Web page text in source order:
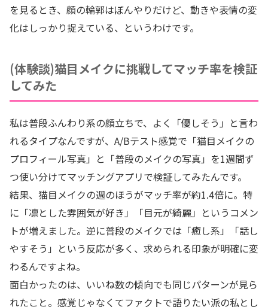
を見るとき、顔の輪郭はぼんやりだけど、動きや表情の変
化はしっかり捉えている、というわけです。
(体験談)猫目メイクに挑戦してマッチ率を検証
してみた
私は普段ふんわり系の顔立ちで、よく「優しそう」と言わ
れるタイプなんですが、A/Bテスト感覚で「猫目メイクの
プロフィール写真」と「普段のメイクの写真」を1週間ず
つ使い分けてマッチングアプリで検証してみたんです。
結果、猫目メイクの週のほうがマッチ率が約1.4倍に。特
に「凛とした雰囲気が好き」「目元が綺麗」というコメン
トが増えました。逆に普段のメイクでは「癒し系」「話し
やすそう」という反応が多く、求められる印象が明確に変
わるんですよね。
面白かったのは、いいね数の傾向でも同じパターンが見ら
れたこと。感覚じゃなくてファクトで語りたい派の私とし